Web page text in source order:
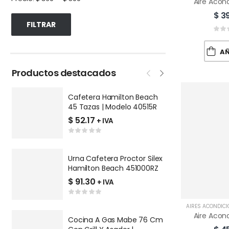
FILTRAR
Productos destacados
Cafetera Hamilton Beach
45 Tazas | Modelo 40515R
$ 52.17 + IVA
Urna Cafetera Proctor Silex
Hamilton Beach 451000RZ
$ 91.30 + IVA
Cocina A Gas Mabe 76 Cm
$
AIRES